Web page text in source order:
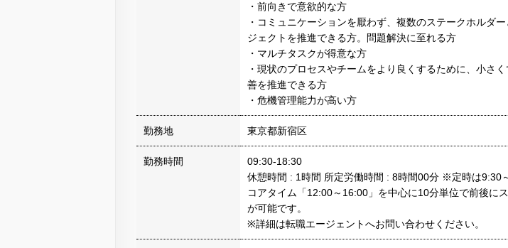
・前向きで意欲的な方
・コミュニケーションを厭わず、複数のステークホルダ
ジェクトを推進できる方。問題解決に至れる方
・マルチタスクが得意な方
・現状のプロセスやチームをより良くするために、小さ
善を推進できる方
・危機管理能力が高い方
勤務地 東京都新宿区
勤務時間
09:30-18:30
休憩時間 : 1時間 所定労働時間 : 8時間00分 ※定時は9:30
コアタイム「12:00～16:00」を中心に10分単位で前後に
が可能です。
※詳細は転職エージェントへお問い合わせください。